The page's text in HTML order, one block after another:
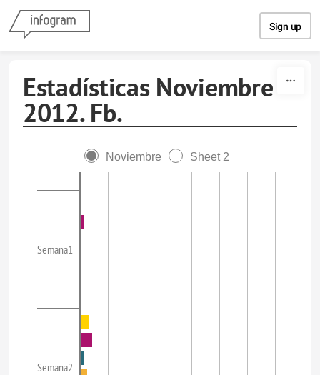
Sign up
Estadísticas Noviembre
2012. Fb.
Noviembre Sheet 2
Semana1
Semana2